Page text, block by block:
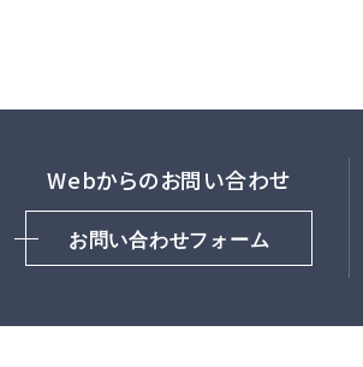
Webからのお問い合わせ
お問い合わせフォーム